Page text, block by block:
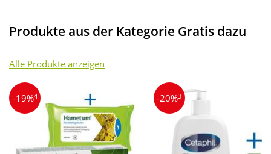
Produkte aus der Kategorie Gratis dazu
Alle Produkte anzeigen
-19%4 -20%3